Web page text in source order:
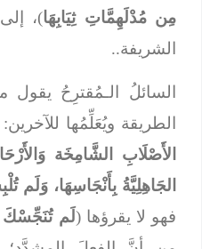
مِن مُدْلَهِمَّاتِ ثِيَابِهَا)، إلى
الشريفة..
السائلُ الـمُقترِحُ يقول
الطريقة ويُعَلِّمُها للآخرين: (
الأَصْلَابِ الشَّامِخَة
الجَاهِلِيَّةُ بِأَنْجَاسِهَا، وَلَم
فهو لا يقرؤها ( لَم تُنَجِّسْكَ